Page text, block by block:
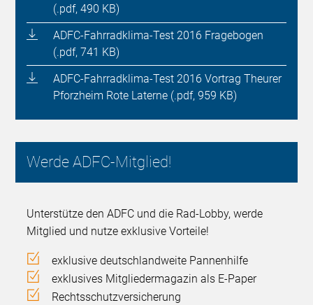
(.pdf, 490 KB)
ADFC-Fahrradklima-Test 2016 Fragebogen
(.pdf, 741 KB)
ADFC-Fahrradklima-Test 2016 Vortrag Theurer
Pforzheim Rote Laterne (.pdf, 959 KB)
Werde ADFC-Mitglied!
Unterstütze den ADFC und die Rad-Lobby, werde
Mitglied und nutze exklusive Vorteile!
exklusive deutschlandweite Pannenhilfe
exklusives Mitgliedermagazin als E-Paper
Rechtsschutzversicherung